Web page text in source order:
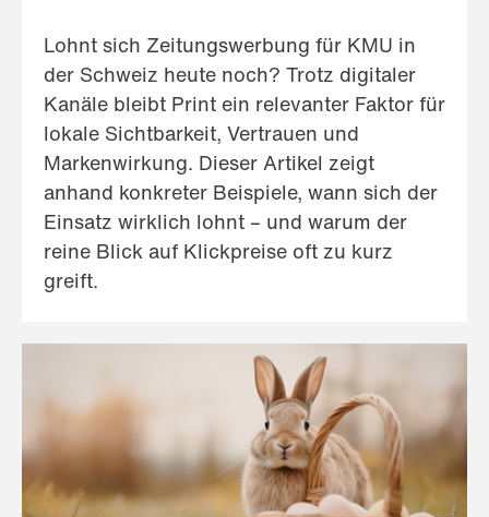
Lohnt sich Zeitungswerbung für KMU in
der Schweiz heute noch? Trotz digitaler
Kanäle bleibt Print ein relevanter Faktor für
lokale Sichtbarkeit, Vertrauen und
Markenwirkung. Dieser Artikel zeigt
anhand konkreter Beispiele, wann sich der
Einsatz wirklich lohnt – und warum der
reine Blick auf Klickpreise oft zu kurz
greift.